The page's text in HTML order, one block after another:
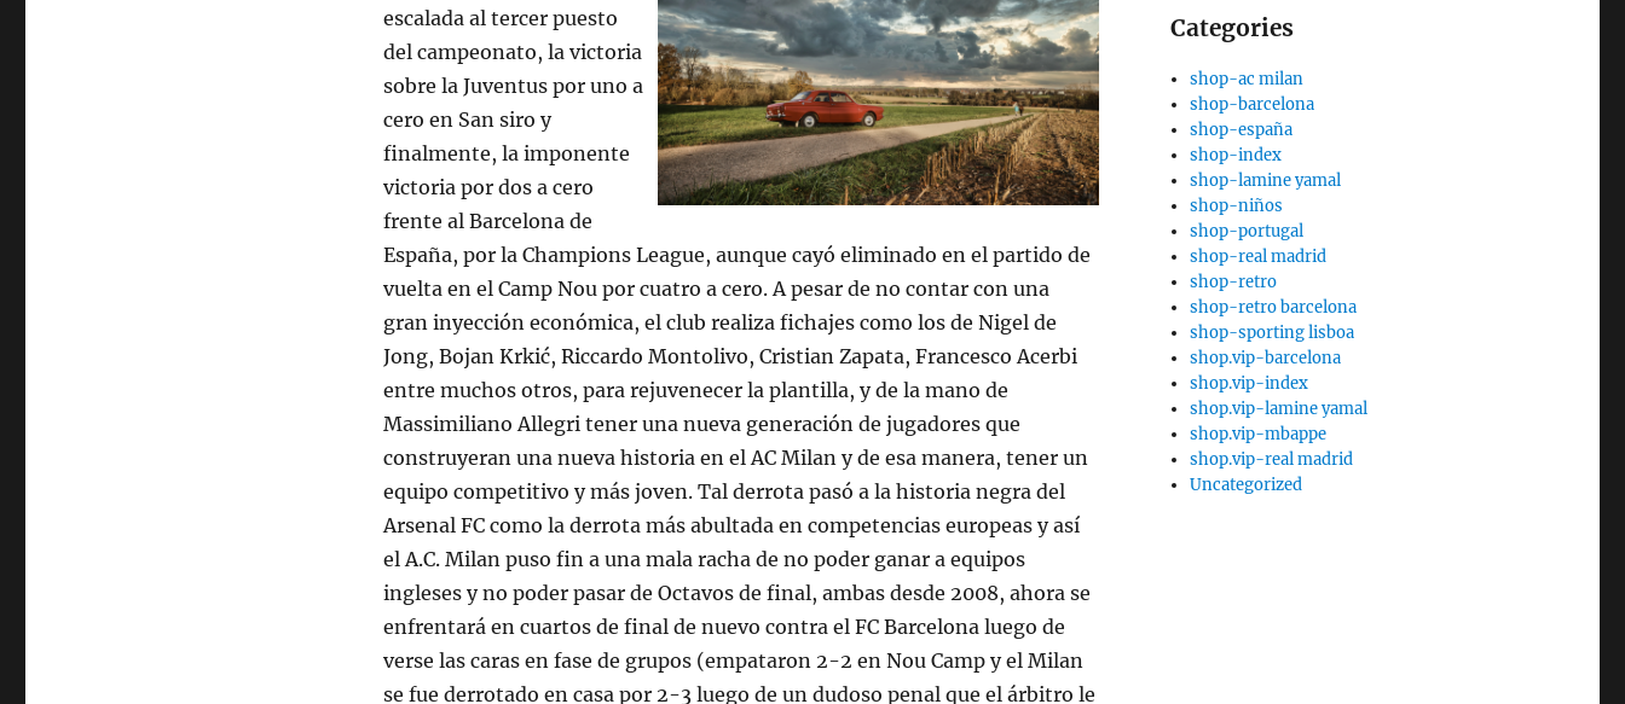
escalada al tercer puesto
del campeonato, la victoria
sobre la Juventus por uno a
cero en San siro y
finalmente, la imponente
victoria por dos a cero
frente al Barcelona de
España, por la Champions League, aunque cayó eliminado en el partido de
vuelta en el Camp Nou por cuatro a cero. A pesar de no contar con una
gran inyección económica, el club realiza fichajes como los de Nigel de
Jong, Bojan Krkić, Riccardo Montolivo, Cristian Zapata, Francesco Acerbi
entre muchos otros, para rejuvenecer la plantilla, y de la mano de
Massimiliano Allegri tener una nueva generación de jugadores que
construyeran una nueva historia en el AC Milan y de esa manera, tener un
equipo competitivo y más joven. Tal derrota pasó a la historia negra del
Arsenal FC como la derrota más abultada en competencias europeas y así
el A.C. Milan puso fin a una mala racha de no poder ganar a equipos
ingleses y no poder pasar de Octavos de final, ambas desde 2008, ahora se
enfrentará en cuartos de final de nuevo contra el FC Barcelona luego de
verse las caras en fase de grupos (empataron 2-2 en Nou Camp y el Milan
se fue derrotado en casa por 2-3 luego de un dudoso penal que el árbitro le
Categories
shop-ac milan
shop-barcelona
shop-españa
shop-index
shop-lamine yamal
shop-niños
shop-portugal
shop-real madrid
shop-retro
shop-retro barcelona
shop-sporting lisboa
shop.vip-barcelona
shop.vip-index
shop.vip-lamine yamal
shop.vip-mbappe
shop.vip-real madrid
Uncategorized